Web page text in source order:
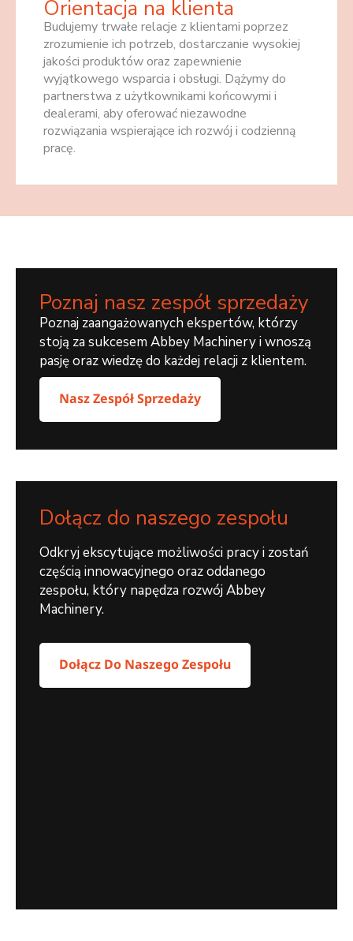
Orientacja na klienta
Budujemy trwałe relacje z klientami poprzez
zrozumienie ich potrzeb, dostarczanie wysokiej
jakości produktów oraz zapewnienie
wyjątkowego wsparcia i obsługi. Dążymy do
partnerstwa z użytkownikami końcowymi i
dealerami, aby oferować niezawodne
rozwiązania wspierające ich rozwój i codzienną
pracę.
Poznaj nasz zespół sprzedaży
Poznaj zaangażowanych ekspertów, którzy
stoją za sukcesem Abbey Machinery i wnoszą
pasję oraz wiedzę do każdej relacji z klientem.
Nasz Zespół Sprzedaży
Dołącz do naszego zespołu
Odkryj ekscytujące możliwości pracy i zostań
częścią innowacyjnego oraz oddanego
zespołu, który napędza rozwój Abbey
Machinery.
Dołącz Do Naszego Zespołu